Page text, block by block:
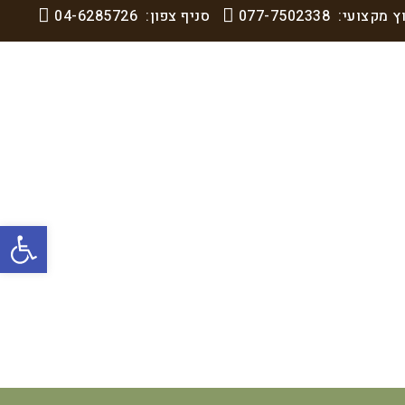
פתח
מקצועי: 077-7502338 סניף צפון: 04-6285726